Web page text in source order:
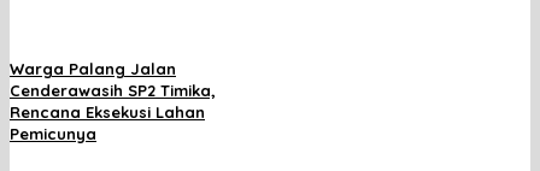
Warga Palang Jalan
Cenderawasih SP2 Timika,
Rencana Eksekusi Lahan
Pemicunya